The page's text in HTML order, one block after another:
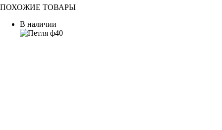
ПОХОЖИЕ ТОВАРЫ
В наличии